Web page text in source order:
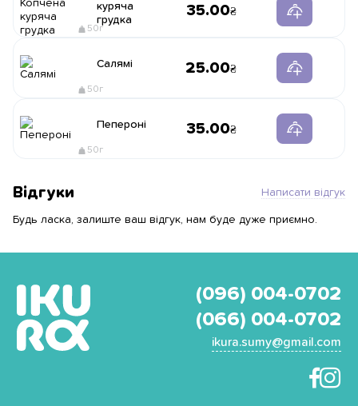
куряча
грудка
50г
35.00
Салямі
50г
25.00
Пепероні
50г
35.00
Відгуки Написати відгук
Будь ласка, залиште ваш відгук, нам буде дуже приємно.
(096) 004-0702
(066) 004-0702
ikura.sumy@gmail.com